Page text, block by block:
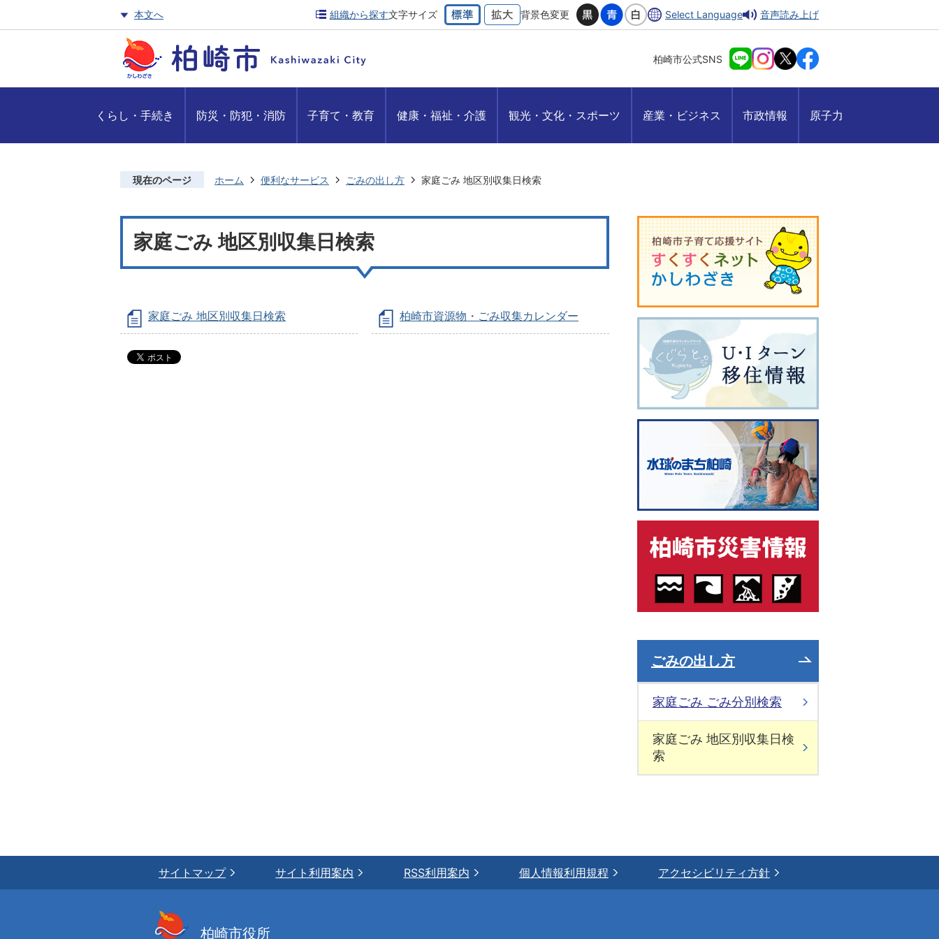
本文へ 組織から探す文字サイズ 背景色変更 Select Language 音声読み上げ
柏崎市公式SNS
くらし・手続き 防災・防犯・消防 子育て・教育 健康・福祉・介護 観光・文化・スポーツ 産業・ビジネス 市政情報 原子力
現在のページ ホーム 便利なサービス ごみの出し方 家庭ごみ 地区別収集日検索
家庭ごみ 地区別収集日検索
家庭ごみ 地区別収集日検索 柏崎市資源物・ごみ収集カレンダー
ごみの出し方
家庭ごみ ごみ分別検索
家庭ごみ 地区別収集日検
索
サイトマップ サイト利用案内 RSS利用案内 個人情報利用規程 アクセシビリティ方針
柏崎市役所